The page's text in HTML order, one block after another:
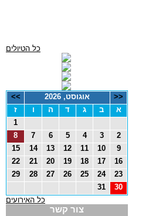
כל הטיולים
<< אוגוסט, 2026
>>
א
ב ג ד ה ו
ז
1
2
3
4
5
6
7
8
9
10
11
12
13
14
15
16
17
18
19
20
21
22
23
24
25
26
27
28
29
30
31
כל האירועים
צור קשר